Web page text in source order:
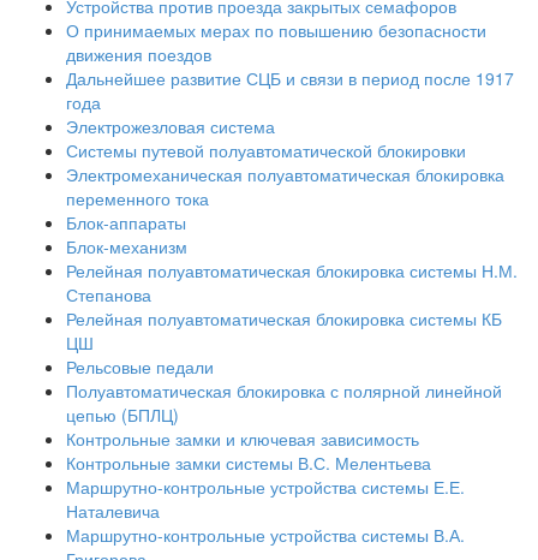
Устройства против проезда закрытых семафоров
О принимаемых мерах по повышению безопасности
движения поездов
Дальнейшее развитие СЦБ и связи в период после 1917
года
Электрожезловая система
Системы путевой полуавтоматической блокировки
Электромеханическая полуавтоматическая блокировка
переменного тока
Блок-аппараты
Блок-механизм
Релейная полуавтоматическая блокировка системы Н.М.
Степанова
Релейная полуавтоматическая блокировка системы КБ
ЦШ
Рельсовые педали
Полуавтоматическая блокировка с полярной линейной
цепью (БПЛЦ)
Контрольные замки и ключевая зависимость
Контрольные замки системы В.С. Мелентьева
Маршрутно-контрольные устройства системы Е.Е.
Наталевича
Маршрутно-контрольные устройства системы В.А.